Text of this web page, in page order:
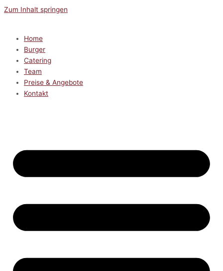
Zum Inhalt springen
Home
Burger
Catering
Team
Preise & Angebote
Kontakt